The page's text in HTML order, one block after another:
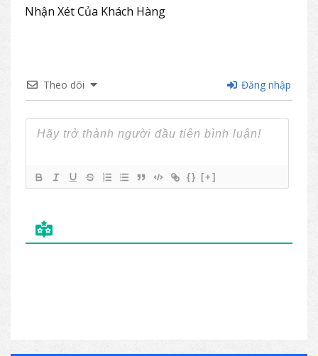
Nhận Xét Của Khách Hàng
Theo dõi Đăng nhập
{} [+]